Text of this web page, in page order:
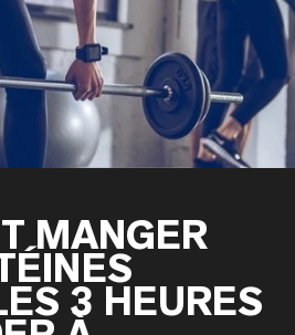
de pois
de Whey en Poudre
de collagène
au chocolat issu de vaches
à l'herbe
de lait de vache nourrie à l'herbe à
de vache nourrie à l'herbe
All Protéines En Poudre
Meilleure Vente
de pois
MANGER
3 HEURES